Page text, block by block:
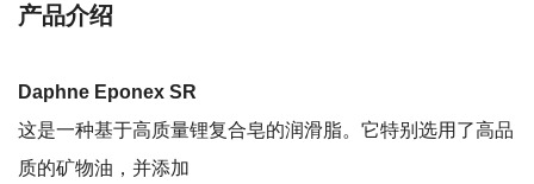
产品介绍
Daphne Eponex SR
这是一种基于高质量锂复合皂的润滑脂。它特别选用了高品
质的矿物油，并添加